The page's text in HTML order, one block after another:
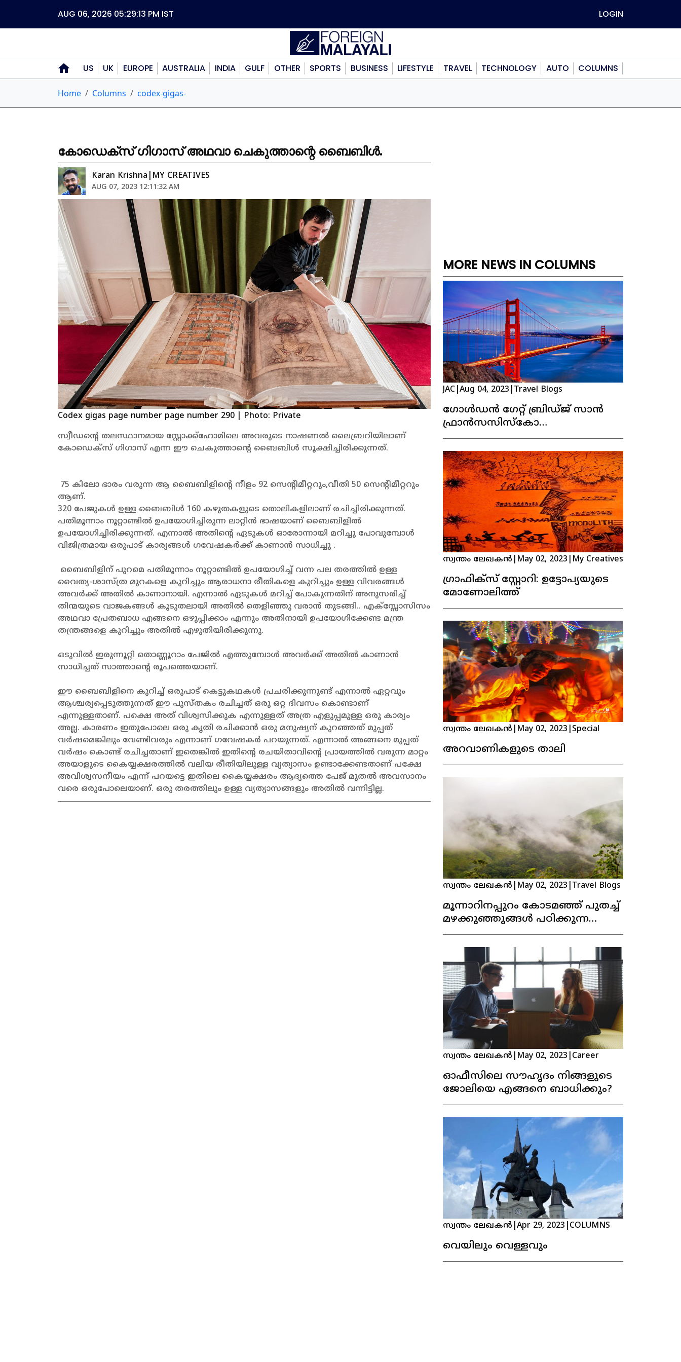
AUG 06, 2026 05:29:13 PM IST LOGIN
US UK EUROPE AUSTRALIA INDIA GULF OTHER SPORTS BUSINESS LIFESTYLE TRAVEL TECHNOLOGY AUTO COLUMNS
Home Columns codex-gigas-
കോഡെക്സ് ഗിഗാസ് അഥവാ ചെകുത്താന്റെ ബൈബിൾ.
Karan Krishna|MY CREATIVES
AUG 07, 2023 12:11:32 AM
Codex gigas page number page number 290
| Photo: Private
സ്വീഡന്റെ തലസ്ഥാനമായ സ്റ്റോക്ക്ഹോമിലെ അവരുടെ നാഷണൽ ലൈബ്രറിയിലാണ്
കോഡെക്സ് ഗിഗാസ് എന്ന ഈ ചെകുത്താന്റെ ബൈബിൾ സൂക്ഷിച്ചിരിക്കുന്നത്.
75 കിലോ ഭാരം വരുന്ന ആ ബൈബിളിന്റെ നീളം 92 സെന്റിമീറ്ററും,വീതി 50 സെന്റിമീറ്ററും
ആണ്.
320 പേജുകൾ ഉള്ള ബൈബിൾ 160 കഴുതകളുടെ തൊലികളിലാണ് രചിച്ചിരിക്കുന്നത്.
പതിമൂന്നാം നൂറ്റാണ്ടിൽ ഉപയോഗിച്ചിരുന്ന ലാറ്റിൻ ഭാഷയാണ് ബൈബിളിൽ
ഉപയോഗിച്ചിരിക്കുന്നത്. എന്നാൽ അതിന്റെ ഏടുകൾ ഓരോന്നായി മറിച്ചു പോവുമ്പോൾ
വിജിത്രമായ ഒരുപാട് കാര്യങ്ങൾ ഗവേഷകർക്ക് കാണാൻ സാധിച്ചു .
ബൈബിളിന് പുറമെ പതിമൂന്നാം നൂറ്റാണ്ടിൽ ഉപയോഗിച്ച് വന്ന പല തരത്തിൽ ഉള്ള
വൈത്യ-ശാസ്ത്ര മുറകളെ കുറിച്ചും ആരാധനാ രീതികളെ കുറിച്ചും ഉള്ള വിവരങ്ങൾ
അവർക്ക് അതിൽ കാണാനായി. എന്നാൽ ഏടുകൾ മറിച്ച് പോകുന്നതിന് അനുസരിച്ച്
തിന്മയുടെ വാജകങ്ങൾ കൂടുതലായി അതിൽ തെളിഞ്ഞു വരാൻ തുടങ്ങി.. എക്സ്സോസിസം
അഥവാ പ്രേതബാധ എങ്ങനെ ഒഴുപ്പിക്കാം എന്നും അതിനായി ഉപയോഗിക്കേണ്ട മന്ത്ര
തന്ത്രങ്ങളെ കുറിച്ചും അതിൽ എഴുതിയിരിക്കുന്നു.
ഒടുവിൽ ഇരുന്നൂറ്റി തൊണ്ണൂറാം പേജിൽ എത്തുമ്പോൾ അവർക്ക് അതിൽ കാണാൻ
സാധിച്ചത് സാത്താന്റെ രൂപത്തെയാണ്.
ഈ ബൈബിളിനെ കുറിച്ച് ഒരുപാട് കെട്ടുകഥകൾ പ്രചരിക്കുന്നുണ്ട് എന്നാൽ ഏറ്റവും
ആശ്ചര്യപ്പെടുത്തുന്നത് ഈ പുസ്തകം രചിച്ചത് ഒരു ഒറ്റ ദിവസം കൊണ്ടാണ്
എന്നുള്ളതാണ്. പക്ഷെ അത് വിശ്വസിക്കുക എന്നുള്ളത് അത്ര എളുപ്പമുള്ള ഒരു കാര്യം
അല്ല. കാരണം ഇതുപോലെ ഒരു കൃതി രചിക്കാൻ ഒരു മനുഷ്യന് കുറഞ്ഞത് മുപ്പത്
വർഷമെങ്കിലും വേണ്ടിവരും എന്നാണ് ഗവേഷകർ പറയുന്നത്. എന്നാൽ അങ്ങനെ മുപ്പത്
വർഷം കൊണ്ട് രചിച്ചതാണ് ഇതെങ്കിൽ ഇതിന്റെ രചയിതാവിന്റെ പ്രായത്തിൽ വരുന്ന മാറ്റം
അയാളുടെ കൈയ്യക്ഷരത്തിൽ വലിയ രീതിയിലുള്ള വ്യത്യാസം ഉണ്ടാക്കേണ്ടതാണ് പക്ഷേ
അവിശ്വസനീയം എന്ന് പറയട്ടെ ഇതിലെ കൈയ്യക്ഷരം ആദ്യത്തെ പേജ് മുതൽ അവസാനം
വരെ ഒരുപോലെയാണ്. ഒരു തരത്തിലും ഉള്ള വ്യത്യാസങ്ങളും അതിൽ വന്നിട്ടില്ല.
MORE NEWS IN COLUMNS
JAC Aug 04, 2023 Travel Blogs
ഗോൾഡൻ ഗേറ്റ് ബ്രിഡ്ജ് സാൻ
ഫ്രാൻസസിസ്കോ
കാലിഫോർണിയ
സ്വന്തം ലേഖകൻ May 02, 2023 My Creatives
ഗ്രാഫിക്സ് സ്റ്റോറി: ഉട്ടോപ്യയുടെ
മോണോലിത്ത്‍
സ്വന്തം ലേഖകൻ May 02, 2023 Special
അറവാണികളുടെ താലി
സ്വന്തം ലേഖകൻ May 02, 2023 Travel Blogs
മൂന്നാറിനപ്പുറം കോടമഞ്ഞ് പുതച്ച്
മഴക്കുഞ്ഞുങ്ങള്‍ പഠിക്കുന്ന
സ്കൂള്‍
സ്വന്തം ലേഖകൻ May 02, 2023 Career
ഓഫീസിലെ സൗഹൃദം നിങ്ങളുടെ
ജോലിയെ എങ്ങനെ ബാധിക്കും?
സ്വന്തം ലേഖകൻ Apr 29, 2023 COLUMNS
വെയിലും വെള്ളവും